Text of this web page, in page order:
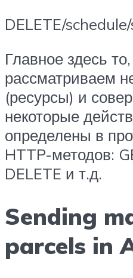
DELETE/
Главное здесь
рассматриваем
(ресурсы) и
некоторые
определены в
HTTP-методов:
DELETE и т.д.
Sending
parcels in